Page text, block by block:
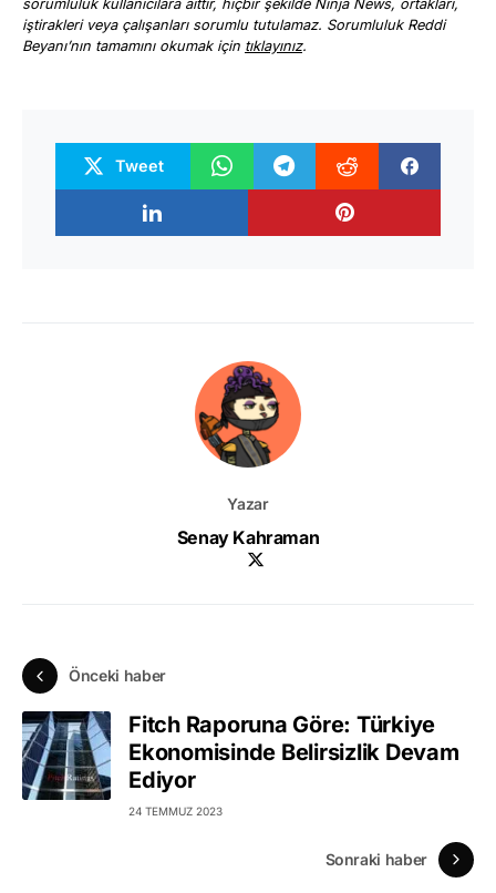
sorumluluk kullanıcılara aittir, hiçbir şekilde Ninja News, ortakları,
iştirakleri veya çalışanları sorumlu tutulamaz. Sorumluluk Reddi
Beyanı’nın tamamını okumak için tıklayınız.
Tweet
Yazar
Senay Kahraman
Önceki haber
Fitch Raporuna Göre: Türkiye
Ekonomisinde Belirsizlik Devam
Ediyor
24 TEMMUZ 2023
Sonraki haber